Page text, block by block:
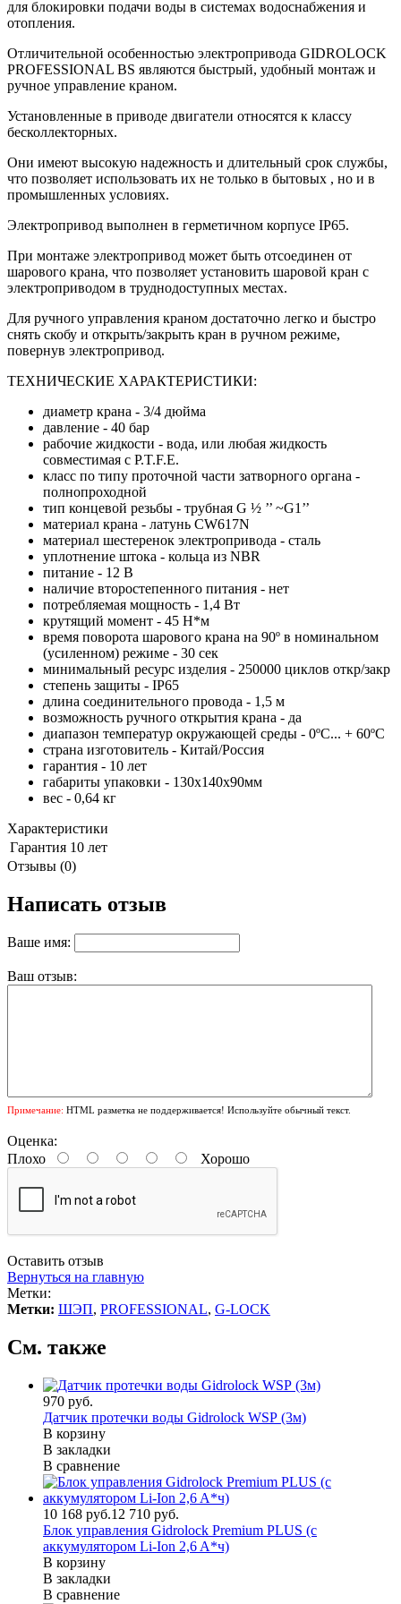
для блокировки подачи воды в системах водоснабжения и
отопления.
Отличительной особенностью электропривода GIDROLOCK
PROFESSIONAL BS являются быстрый, удобный монтаж и
ручное управление краном.
Установленные в приводе двигатели относятся к классу
бесколлекторных.
Они имеют высокую надежность и длительный срок службы,
что позволяет использовать их не только в бытовых , но и в
промышленных условиях.
Электропривод выполнен в герметичном корпусе IP65.
При монтаже электропривод может быть отсоединен от
шарового крана, что позволяет установить шаровой кран с
электроприводом в труднодоступных местах.
Для ручного управления краном достаточно легко и быстро
снять скобу и открыть/закрыть кран в ручном режиме,
повернув электропривод.
ТЕХНИЧЕСКИЕ ХАРАКТЕРИСТИКИ:
диаметр крана - 3/4 дюйма
давление - 40 бар
рабочие жидкости - вода, или любая жидкость
совместимая с P.T.F.E.
класс по типу проточной части затворного органа -
полнопроходной
тип концевой резьбы - трубная G ½ ’’ ~G1’’
материал крана - латунь CW617N
материал шестеренок электропривода - сталь
уплотнение штока - кольца из NBR
питание - 12 В
наличие второстепенного питания - нет
потребляемая мощность - 1,4 Вт
крутящий момент - 45 Н*м
время поворота шарового крана на 90º в номинальном
(усиленном) режиме - 30 сек
минимальный ресурс изделия - 250000 циклов откр/закр
степень защиты - IP65
длина соединительного провода - 1,5 м
возможность ручного открытия крана - да
диапазон температур окружающей среды - 0ºС... + 60ºС
страна изготовитель - Китай/Россия
гарантия - 10 лет
габариты упаковки - 130x140x90мм
вес - 0,64 кг
Характеристики
Гарантия 10 лет
Отзывы (0)
Написать отзыв
Ваше имя:
Ваш отзыв:
Примечание: HTML разметка не поддерживается! Используйте обычный текст.
Оценка:
Плохо
Хорошо
Оставить отзыв
Вернуться на главную
Метки:
Метки: ШЭП, PROFESSIONAL, G-LOCK
См. также
970 руб.
Датчик протечки воды Gidrolock WSР (3м)
В корзину
В закладки
В сравнение
10 168 руб.12 710 руб.
Блок управления Gidrolock Premium PLUS (с
аккумулятором Li-Ion 2,6 A*ч)
В корзину
В закладки
В сравнение